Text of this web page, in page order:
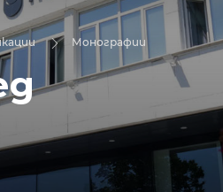
Монографии